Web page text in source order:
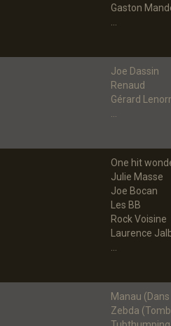
Gaston
Joe Dassin
Renaud
Gérard
One hit
Julie Masse
Joe Bocan
Les BB
Rock Voisine
Laurence
Manau
Zebda